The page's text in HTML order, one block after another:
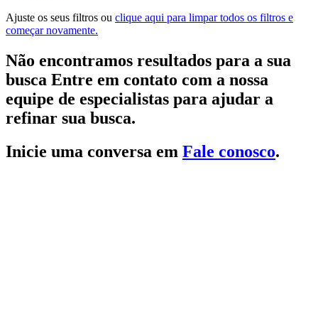
Ajuste os seus filtros ou clique aqui para limpar todos os filtros e
começar novamente.
Não encontramos resultados para a sua
busca Entre em contato com a nossa
equipe de especialistas para ajudar a
refinar sua busca.
Inicie uma conversa em Fale conosco.